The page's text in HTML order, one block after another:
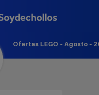
Ofertas LEGO - Agosto -